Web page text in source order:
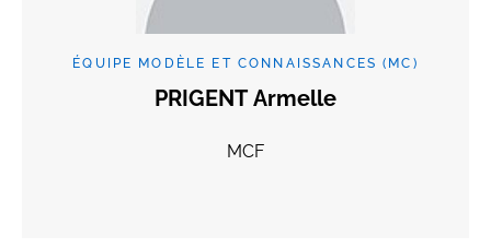
ÉQUIPE MODÈLE ET CONNAISSANCES (MC)
PRIGENT Armelle
MCF